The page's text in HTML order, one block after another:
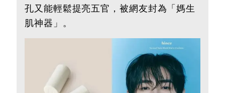
孔又能輕鬆提亮五官，被網友封為「媽生
肌神器」。